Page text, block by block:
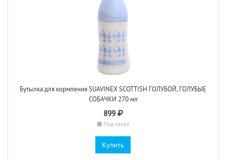
Бутылка для кормления SUAVINEX SCOTTISH ГОЛУБОЙ, ГОЛУБЫЕ
СОБАЧКИ 270 мл
899
Под заказ
Купить